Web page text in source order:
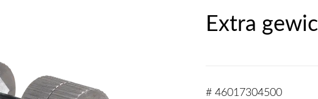
Extra
# 46017304500